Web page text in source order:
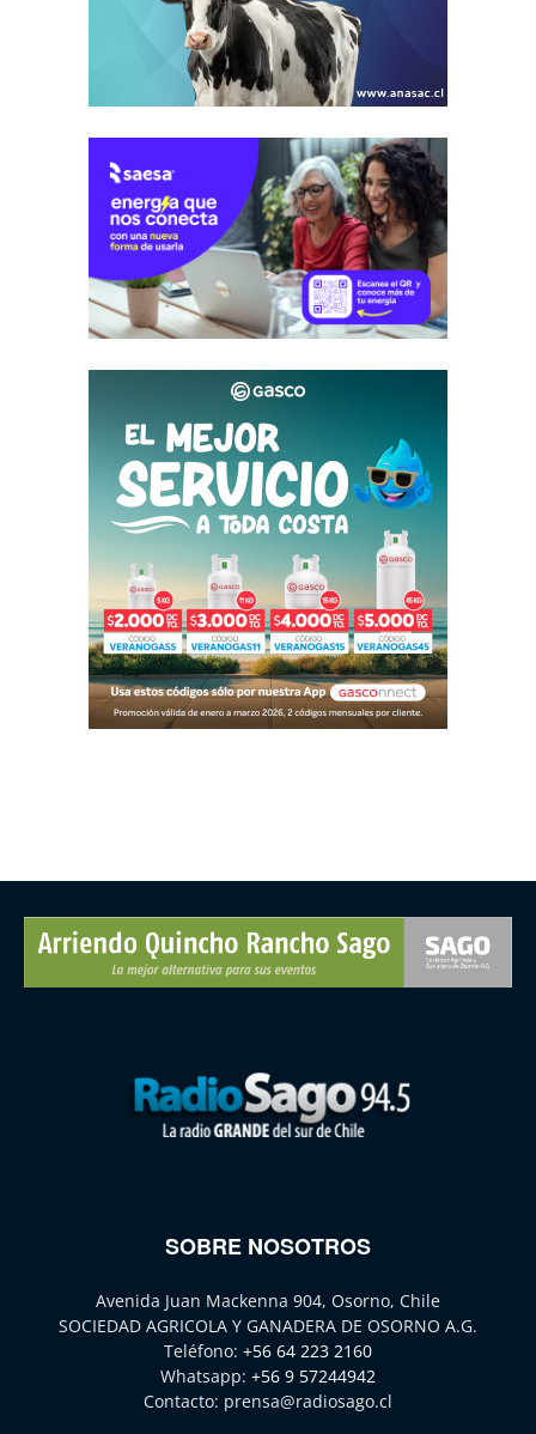
SOBRE NOSOTROS
Avenida Juan Mackenna 904, Osorno, Chile
SOCIEDAD AGRICOLA Y GANADERA DE OSORNO A.G.
Teléfono: +56 64 223 2160
Whatsapp: +56 9 57244942
Contacto: prensa@radiosago.cl